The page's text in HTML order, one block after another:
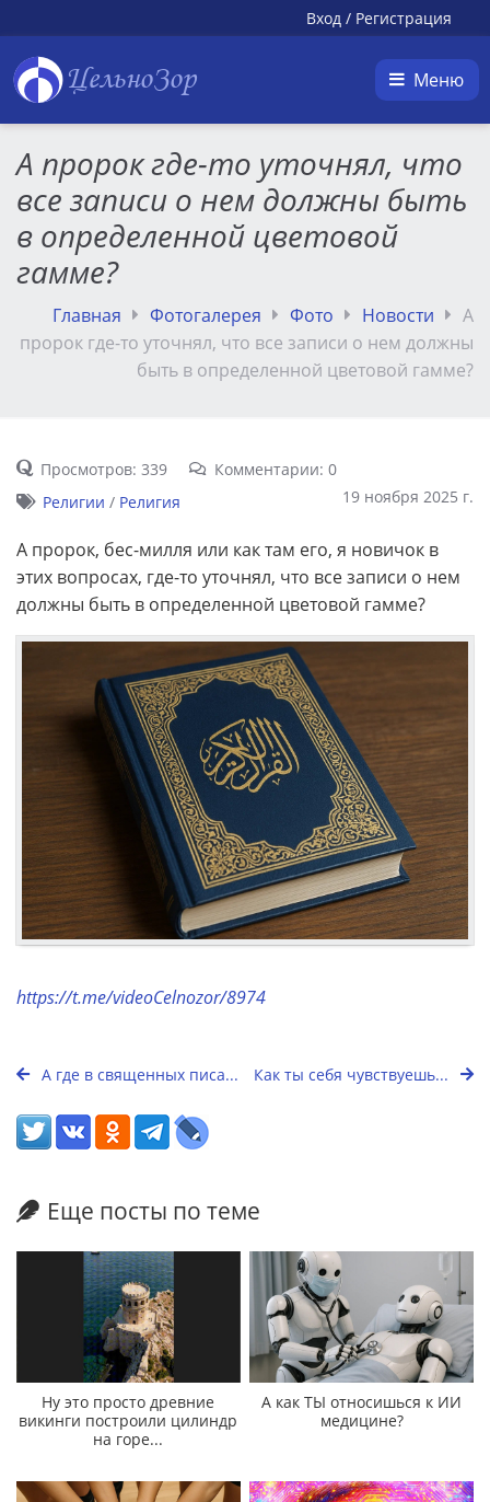
Вход / Регистрация
ЦельноЗор Меню
А пророк где-то уточнял, что
все записи о нем должны быть
в определенной цветовой
гамме?
Главная Фотогалерея Фото Новости
А
пророк где-то уточнял, что все записи о нем должны
быть в определенной цветовой гамме?
Просмотров: 339
Комментарии: 0
19 ноября 2025 г.
Религии / Религия
А пророк, бес-милля или как там его, я новичок в
этих вопросах, где-то уточнял, что все записи о нем
должны быть в определенной цветовой гамме?
https://t.me/videoCelnozor/8974
А где в священных писа... Как ты себя чувствуешь...
Еще посты по теме
Ну это просто древние
викинги построили цилиндр
на горе...
А как ТЫ относишься к ИИ
медицине?